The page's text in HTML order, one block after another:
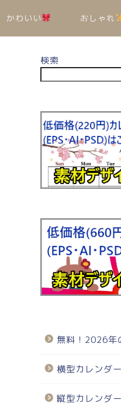
かわいい おしゃれ
検索
無料！2026年
横型カレンダー
縦型カレンダー